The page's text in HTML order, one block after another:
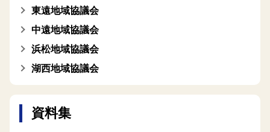
東遠地域協議会
中遠地域協議会
浜松地域協議会
湖西地域協議会
資料集